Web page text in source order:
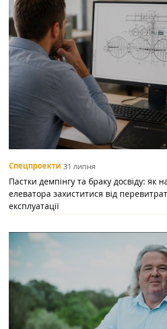
Спецпроекти 31 липня
Пастки демпінгу та браку досвіду: як
елеватора захиститися від
експлуатації